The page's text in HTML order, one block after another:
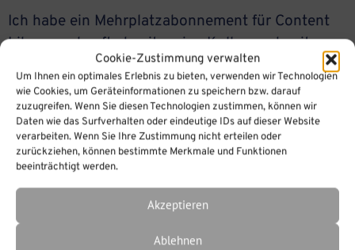
Cookie-Zustimmung verwalten
Um Ihnen ein optimales Erlebnis zu bieten, verwenden wir Technologien
wie Cookies, um Geräteinformationen zu speichern bzw. darauf
zuzugreifen. Wenn Sie diesen Technologien zustimmen, können wir
Daten wie das Surfverhalten oder eindeutige IDs auf dieser Website
verarbeiten. Wenn Sie Ihre Zustimmung nicht erteilen oder
zurückziehen, können bestimmte Merkmale und Funktionen
beeinträchtigt werden.
Akzeptieren
Ablehnen
Ich habe ein Mehrplatzabonnement für Content
Library gekauft, damit meine Kollegen damit
arbeiten können. Wie kann ich die Anmeldedaten
mit ihnen teilen? Betrifft iSpring Suite – Version 9
Sie müssen anderen Personen in Ihrem Konto
unter https://www.ispringsolutions.com/login
Zugriff auf die Inhaltsbibliothek gewähren.Sehen
Sie sich unser Video-Tutorial an
https://www.youtube.com/watch?
v=lXrBC7d3SHk